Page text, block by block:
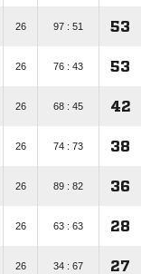
26 97 : 51 53
26 76 : 43 53
26 68 : 45 42
26 74 : 73 38
26 89 : 82 36
26 63 : 63 28
26 34 : 67 27